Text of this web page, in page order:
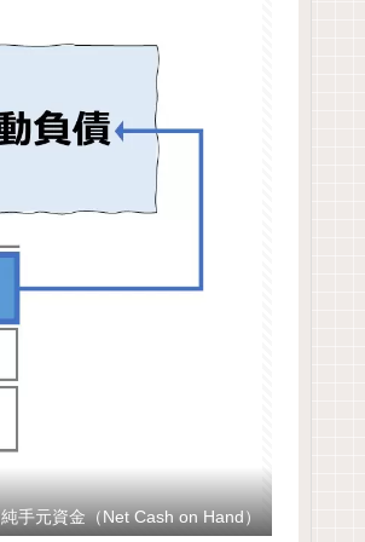
純手元資金（Net Cash on Hand）